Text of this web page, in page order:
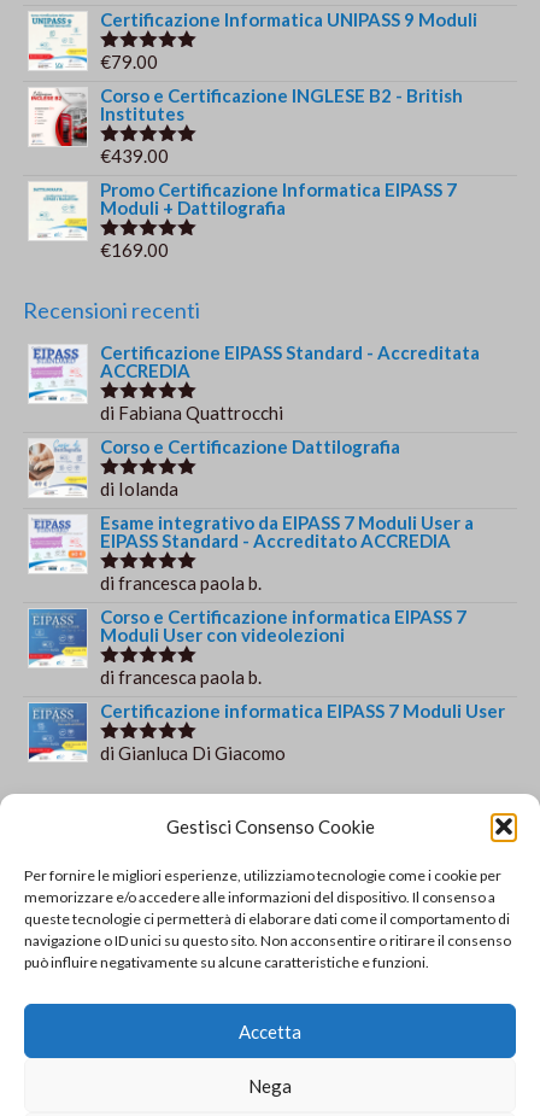
Gestisci Consenso Cookie
Per fornire le migliori esperienze, utilizziamo tecnologie come i cookie per
memorizzare e/o accedere alle informazioni del dispositivo. Il consenso a
queste tecnologie ci permetterà di elaborare dati come il comportamento di
navigazione o ID unici su questo sito. Non acconsentire o ritirare il consenso
può influire negativamente su alcune caratteristiche e funzioni.
Accetta
Nega
prezzo
originale
€244.00.
prezzo
€179.00.
Certificazione Informatica UNIPASS 9 Moduli
Valutato
€79.00
Corso e Certificazione INGLESE B2 - British
Institutes
Valutato
€439.00
Promo Certificazione Informatica EIPASS 7
Moduli + Dattilografia
Valutato
€169.00
Recensioni recenti
Certificazione EIPASS Standard - Accreditata
ACCREDIA
Valutato5
di Fabiana Quattrocchi
Corso e Certificazione Dattilografia
Valutato5
di Iolanda
Esame integrativo da EIPASS 7 Moduli User a
EIPASS Standard - Accreditato ACCREDIA
Valutato5
di francesca paola b.
Corso e Certificazione informatica EIPASS 7
Moduli User con videolezioni
Valutato5
di francesca paola b.
Certificazione informatica EIPASS 7 Moduli User
Valutato5
di Gianluca Di Giacomo
84013 Cava de' Tirreni
+39 329 952 9244
info@solsisacademy.it
Lun-Ven: 09:30-18:30, Sab: 10:00-12:00
Pausa pranzo: 13:30-15:30
© Copyright - SOLSIS Academy by SOLUZIONE E
SISTEMI di Catino Valentino - Via Gaudio Maiori - 84013